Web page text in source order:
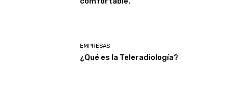
EMPRESAS
¿Qué es la Teleradiología?